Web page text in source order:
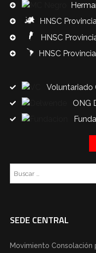
HNSC
HNSC
HNSC
Voluntariado
ONG
SEDE CENTRAL
Movimiento Consolación